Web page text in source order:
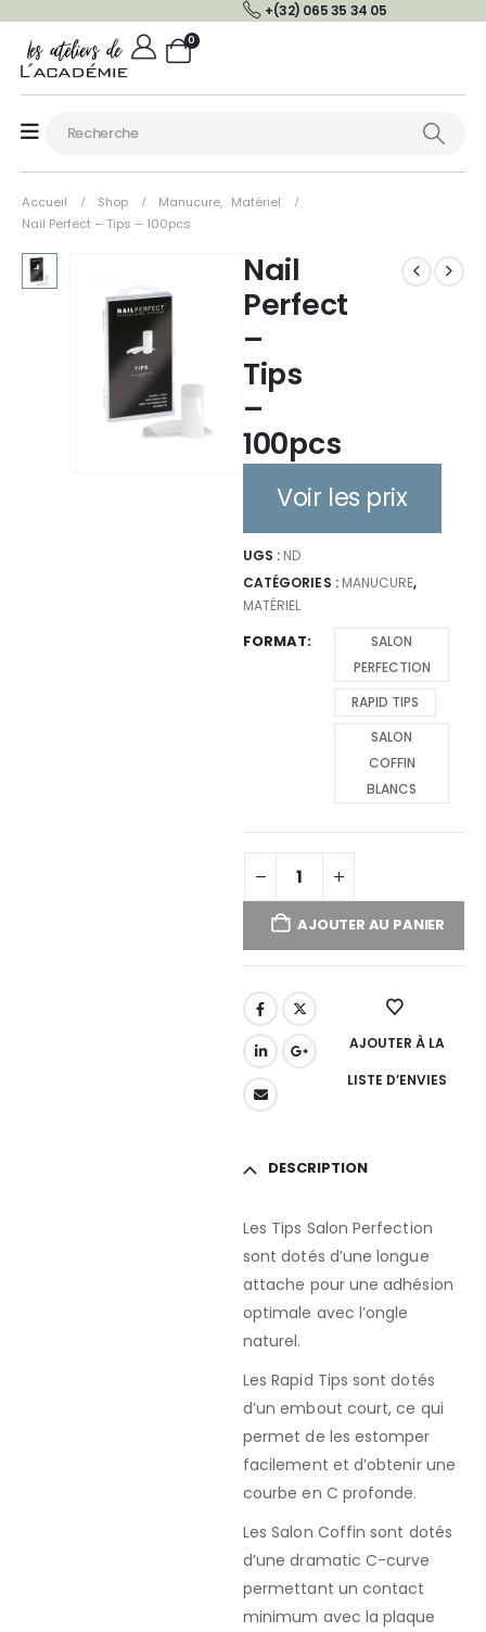
+(32) 065 35 34 05
0
Accueil Shop Manucure, Matériel
Nail Perfect – Tips – 100pcs
Nail
Perfect
–
Tips
–
100pcs
Voir les prix
UGS : ND
CATÉGORIES : MANUCURE,
MATÉRIEL
FORMAT
SALON
PERFECTION
RAPID TIPS
SALON
COFFIN
BLANCS
AJOUTER AU PANIER
AJOUTER À LA
LISTE D’ENVIES
DESCRIPTION
Les Tips Salon Perfection
sont dotés d’une longue
attache pour une adhésion
optimale avec l’ongle
naturel.
Les Rapid Tips sont dotés
d’un embout court, ce qui
permet de les estomper
facilement et d’obtenir une
courbe en C profonde.
Les Salon Coffin sont dotés
d’une dramatic C-curve
permettant un contact
minimum avec la plaque